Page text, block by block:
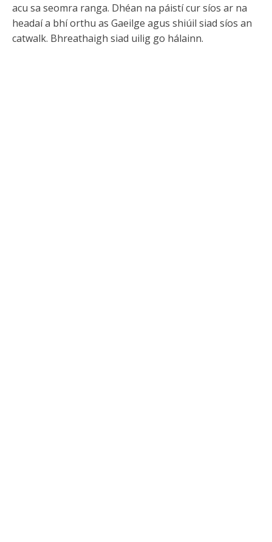
acu sa seomra ranga. Dhéan na páistí cur síos ar na
headaí a bhí orthu as Gaeilge agus shiúil siad síos an
catwalk. Bhreathaigh siad uilig go hálainn.